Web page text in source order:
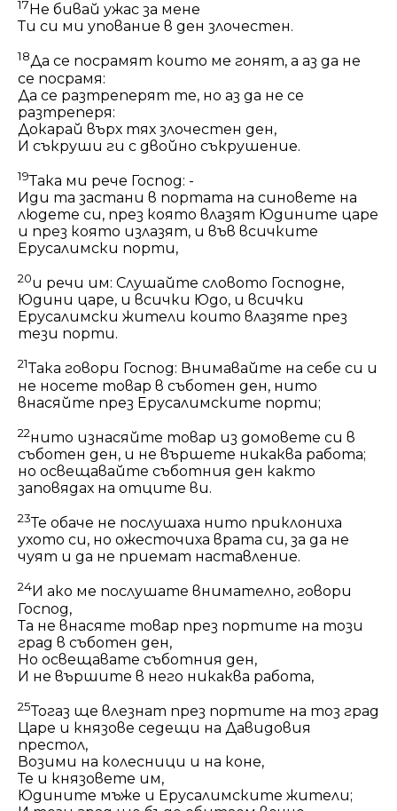
17 Не бивай ужас за мене
Ти си ми упование в ден злочестен.
18Да се посрамят които ме гонят, а аз да не
се посрамя:
Да се разтреперят те, но аз да не се
разтреперя:
Докарай върх тях злочестен ден,
И съкруши ги с двойно съкрушение.
19Така ми рече Господ: -
Иди та застани в портата на синовете на
людете си, през която влазят Юдините царе
и през която излазят, и във всичките
Ерусалимски порти,
20и речи им: Слушайте словото Господне,
Юдини царе, и всички Юдо, и всички
Ерусалимски жители които влазяте през
тези порти.
21Така говори Господ: Внимавайте на себе си и
не носете товар в съботен ден, нито
внасяйте през Ерусалимските порти;
22нито изнасяйте товар из домовете си в
съботен ден, и не вършете никаква работа;
но освещавайте съботния ден както
заповядах на отците ви.
23Те обаче не послушаха нито приклониха
ухото си, но ожесточиха врата си, за да не
чуят и да не приемат наставление.
24И ако ме послушате внимателно, говори
Господ,
Та не внасяте товар през портите на този
град в съботен ден,
Но освещавате съботния ден,
И не вършите в него никаква работа,
25Тогаз ще влезнат през портите на тоз град
Царе и князове седещи на Давидовия
престол,
Возими на колесници и на коне,
Те и князовете им,
Юдините мъже и Ерусалимските жители;